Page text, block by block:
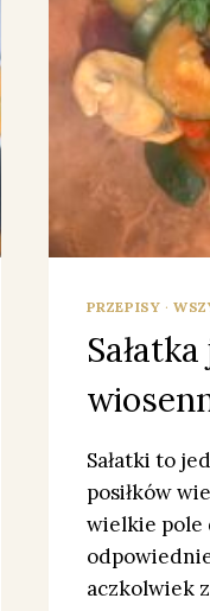
PRZEPISY ·
Sałatki to
posiłków
wielkie pole
aczkolwiek